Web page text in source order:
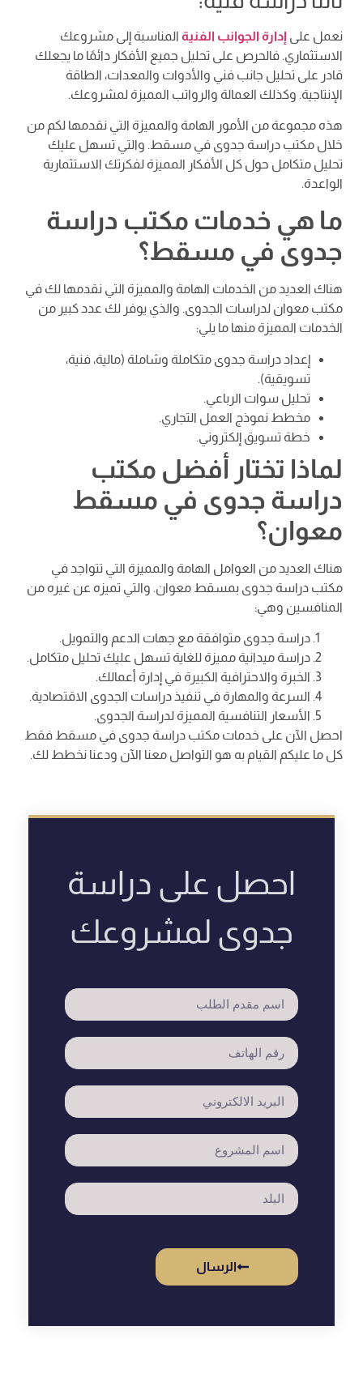
نعمل على إدارة الجوانب الفنية المناسبة إلى مشروعك
الاستثماري. فالحرص على تحليل جميع الأفكار دائمًا ما يجعلك
قادر على تحليل جانب فني والأدوات والمعدات، الطاقة
الإنتاجية. وكذلك العمالة والرواتب المميزة لمشروعك.
هذه مجموعة من الأمور الهامة والمميزة التي نقدمها لكم من
خلال مكتب دراسة جدوى في مسقط. والتي تسهل عليك
تحليل متكامل حول كل الأفكار المميزة لفكرتك الاستثمارية
الواعدة.
ما هي خدمات مكتب دراسة
جدوى في مسقط؟
هناك العديد من الخدمات الهامة والمميزة التي نقدمها لك في
مكتب معوان لدراسات الجدوى. والذي يوفر لك عدد كبير من
الخدمات المميزة منها ما يلي:
إعداد دراسة جدوى متكاملة وشاملة (مالية، فنية،
تسويقية).
تحليل سوات الرباعي.
مخطط نموذج العمل التجاري.
خطة تسويق إلكتروني.
لماذا تختار أفضل مكتب
دراسة جدوى في مسقط
معوان؟
هناك العديد من العوامل الهامة والمميزة التي تتواجد في
مكتب دراسة جدوى بمسقط معوان. والتي تميزه عن غيره من
المنافسين وهي:
دراسة جدوى متوافقة مع جهات الدعم والتمويل.
دراسة ميدانية مميزة للغاية تسهل عليك تحليل متكامل.
الخبرة والاحترافية الكبيرة في إدارة أعمالك.
السرعة والمهارة في تنفيذ دراسات الجدوى الاقتصادية.
الأسعار التنافسية المميزة لدراسة الجدوى.
احصل الآن على خدمات مكتب دراسة جدوى في مسقط فقط
كل ما عليكم القيام به هو التواصل معنا الآن ودعنا نخطط لك.
احصل على دراسة
جدوى لمشروعك
الرسال